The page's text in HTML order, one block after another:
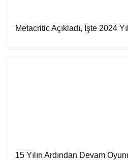
Metacritic Açıkladı, İşte 2024
15 Yılın Ardından Devam